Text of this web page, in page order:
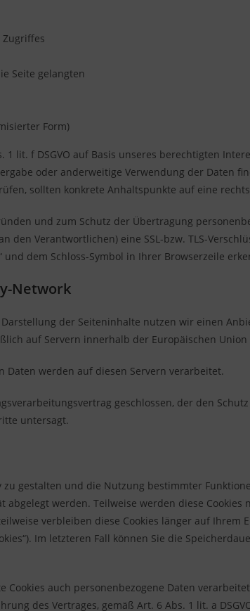
Seite gelangten
Form)
1 lit. f DSGVO auf Basis unseres berechtigten
oder anderweitige Verwendung der Daten
sollten konkrete Anhaltspunkte auf eine
und zum Schutz der Übertragung
den Verantwortlichen) eine SSL-bzw. TLS-
dem Schloss-Symbol in Ihrer Browserzeile
Network
der Seiteninhalte nutzen wir einen
auf Servern innerhalb der Europäischen
Daten werden auf diesen Servern verarbeitet.
geschlossen, der den
untersagt.
gestalten und die Nutzung bestimmter
abgelegt werden. Teilweise werden diese Cookies
verbleiben diese Cookies länger auf
Im letzteren Fall können Sie die
Cookies auch personenbezogene Daten
des Vertrages, gemäß Art. 6 Abs. 1 lit. a